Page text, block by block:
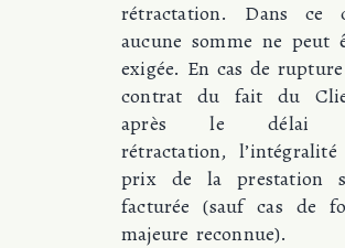
rétractation. Dans ce
aucune somme ne peut
exigée. En cas de
contrat du fait du
après le délai
rétractation,
prix de la prestation
facturée (sauf cas de
majeure reconnue).